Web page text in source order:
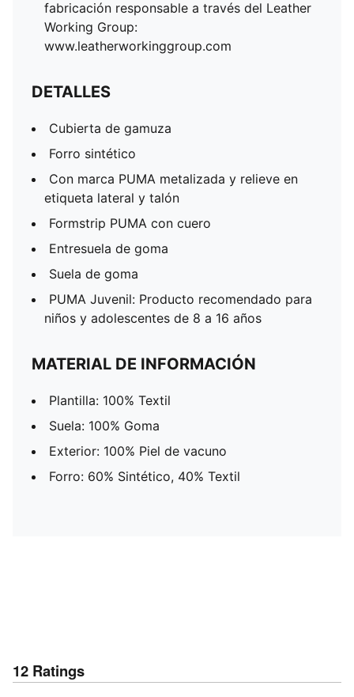
fabricación responsable a través del Leather
Working Group:
www.leatherworkinggroup.com
DETALLES
Cubierta de gamuza
Forro sintético
Con marca PUMA metalizada y relieve en
etiqueta lateral y talón
Formstrip PUMA con cuero
Entresuela de goma
Suela de goma
PUMA Juvenil: Producto recomendado para
niños y adolescentes de 8 a 16 años
MATERIAL DE INFORMACIÓN
Plantilla: 100% Textil
Suela: 100% Goma
Exterior: 100% Piel de vacuno
Forro: 60% Sintético, 40% Textil
12 Ratings